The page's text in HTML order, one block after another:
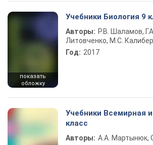
показать
обложку
Учебники Биология 9
Авторы: Р.В. Шаламов,
Литовченко, М.С.
Год: 2017
Учебники Всемирная
класс
Авторы: А.А. Мартынюк,